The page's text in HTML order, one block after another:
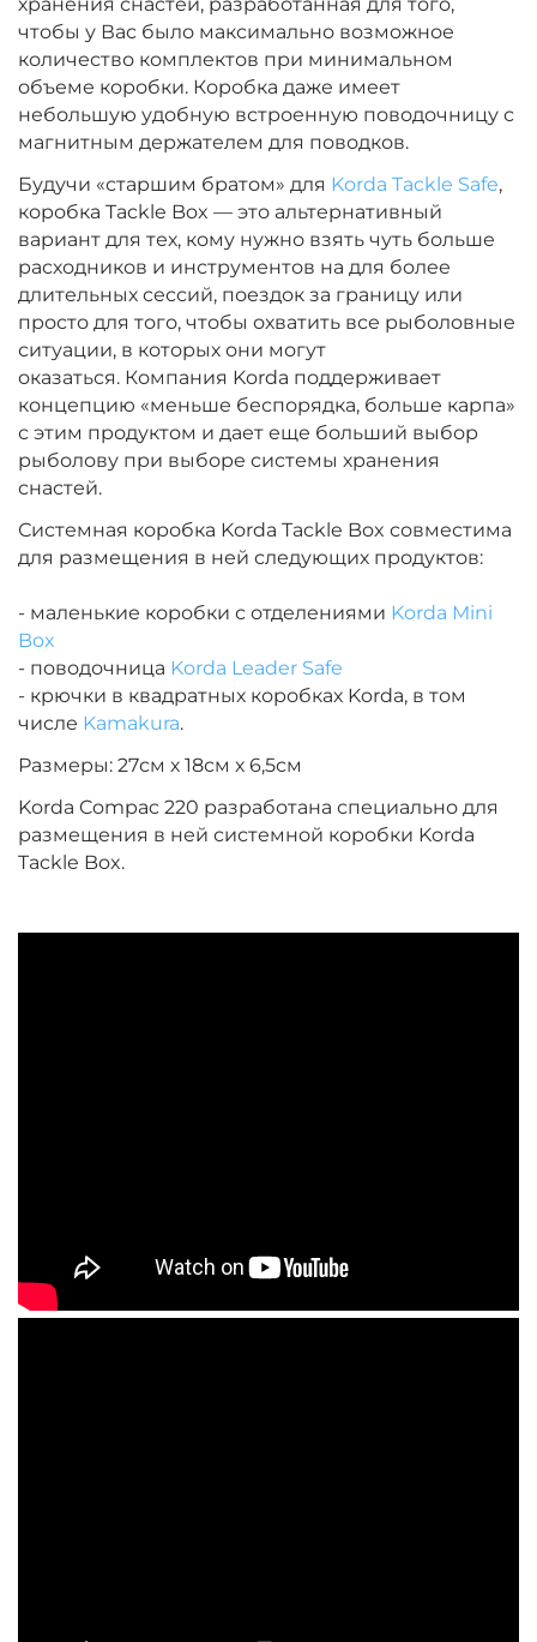
хранения снастей, разработанная для того,
чтобы у Вас было максимально возможное
количество комплектов при минимальном
объеме коробки. Коробка даже имеет
небольшую удобную встроенную поводочницу с
магнитным держателем для поводков.
Будучи «старшим братом» для Korda Tackle Safe,
коробка Tackle Box — это альтернативный
вариант для тех, кому нужно взять чуть больше
расходников и инструментов на для более
длительных сессий, поездок за границу или
просто для того, чтобы охватить все рыболовные
ситуации, в которых они могут
оказаться. Компания Korda поддерживает
концепцию «меньше беспорядка, больше карпа»
с этим продуктом и дает еще больший выбор
рыболову при выборе системы хранения
снастей.
Системная коробка Korda Tackle Box совместима
для размещения в ней следующих продуктов:
- маленькие коробки с отделениями Korda Mini
Box
- поводочница Korda Leader Safe
- крючки в квадратных коробках Korda, в том
числе Kamakura.
Размеры: 27см х 18см х 6,5см
Korda Compac 220 разработана специально для
размещения в ней системной коробки Korda
Tackle Box.